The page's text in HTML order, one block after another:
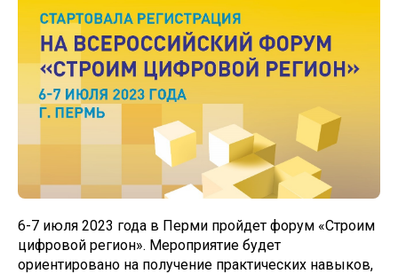
6-7 июля 2023 года в Перми пройдет форум «Строим
цифровой регион». Мероприятие будет
ориентировано на получение практических навыков,